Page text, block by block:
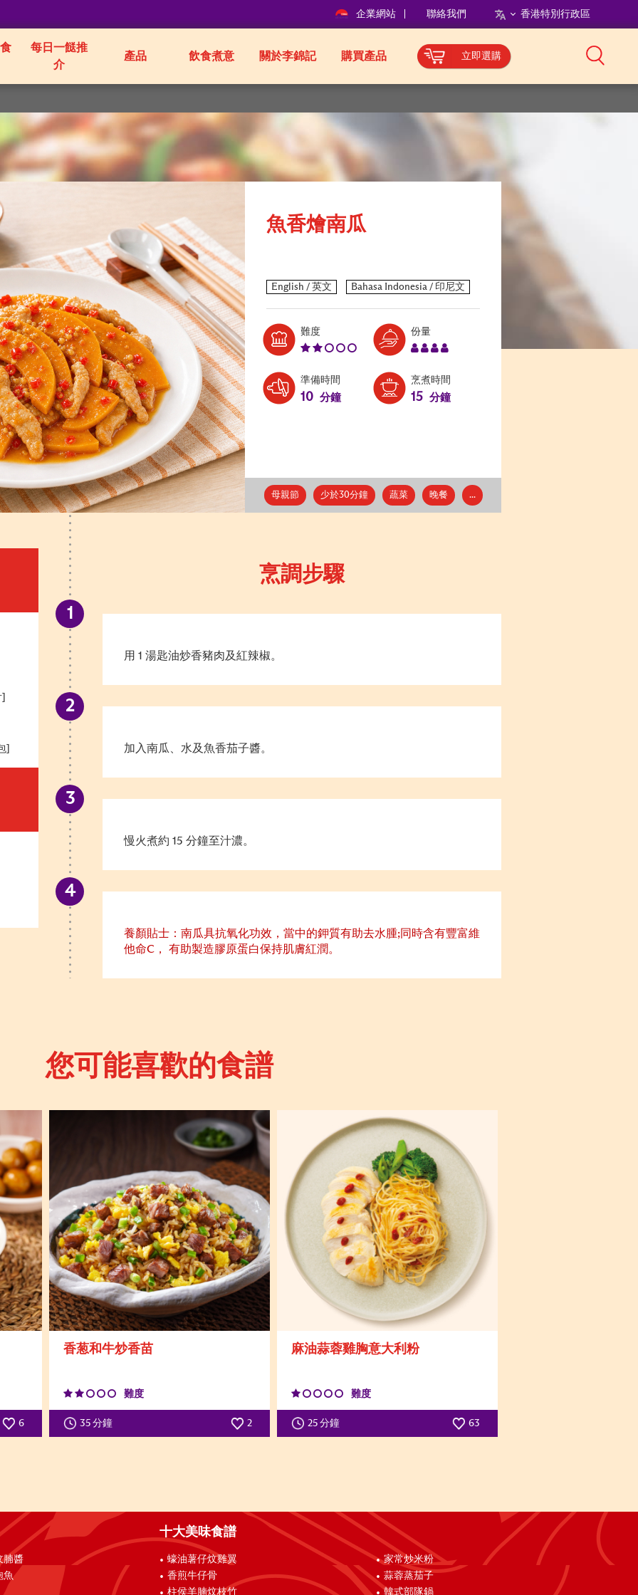
企業網站 聯絡我們 香港特別行政區
每日一餸推
介
產品 飲食煮意 關於李錦記 購買產品 立即選購
魚香燴南瓜
難度Level:
份量Serves:
準備時間
10 分鐘
烹煮時間
15 分鐘
母親節 少於30分鐘 蔬菜 晚餐 ...
]
烹調步驟
用 1 湯匙油炒香豬肉及紅辣椒。
加入南瓜、水及魚香茄子醬。
慢火煮約 15 分鐘至汁濃。
養顏貼士：南瓜具抗氧化功效，當中的鉀質有助去水腫;同時含有豐富維
他命C， 有助製造膠原蛋白保持肌膚紅潤。
您可能喜歡的食譜
6
香葱和牛炒香苗
難度
35 分鐘 2
麻油蒜蓉雞胸意大利粉
難度
25 分鐘 63
腩醬
魚
十大美味食譜
蠔油薯仔炆雞翼
香煎牛仔骨
柱侯羊腩炆枝竹
家常炒米粉
蒜蓉蒸茄子
韓式部隊鍋